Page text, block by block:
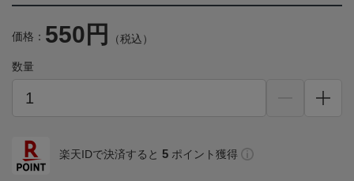
価格： 550円 （税込）
数量
楽天IDで決済すると 5 ポイント獲得